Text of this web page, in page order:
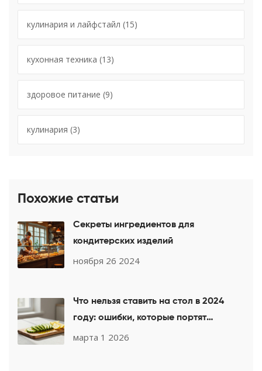
кулинария и лайфстайл (15)
кухонная техника (13)
здоровое питание (9)
кулинария (3)
Похожие статьи
Секреты ингредиентов для
кондитерских изделий
ноября 26 2024
Что нельзя ставить на стол в 2024
году: ошибки, которые портят
праздник
марта 1 2026